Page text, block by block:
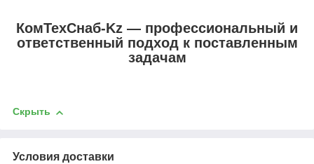
КомТехСнаб-Kz — профессиональный и
ответственный подход к поставленным
задачам
Скрыть
Условия доставки